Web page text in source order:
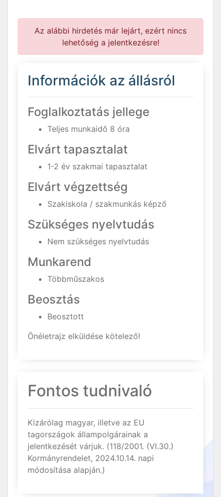
Az alábbi hirdetés már lejárt, ezért nincs
lehetőség a jelentkezésre!
Információk az állásról
Foglalkoztatás jellege
Teljes munkaidő 8 óra
Elvárt tapasztalat
1-2 év szakmai tapasztalat
Elvárt végzettség
Szakiskola / szakmunkás képző
Szükséges nyelvtudás
Nem szükséges nyelvtudás
Munkarend
Többműszakos
Beosztás
Beosztott
Önéletrajz elküldése kötelező!
Fontos tudnivaló
Kizárólag magyar, illetve az EU
tagországok állampolgárainak a
jelentkezését várjuk. (118/2001. (VI.30.)
Kormányrendelet, 2024.10.14. napi
módosítása alapján.)